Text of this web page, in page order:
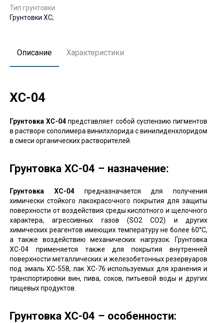
Тип грунтовки
Грунтовки ХС;
Описание Характеристики
ХС-04
Грунтовка ХС-04представляет собой суспензию пигментов
в растворе сополимера винилхлорида с винилиденхлоридом
в смеси органических растворителей.
Грунтовка ХС-04 – назначение:
Грунтовка ХС-04предназначается для получения
химически стойкого лакокрасочного покрытия для защиты
поверхности от воздействия среды кислотного и щелочного
характера, агрессивных газов (SO2 CO2) и других
химических реагентов имеющих температуру не более 60°С,
а также воздействию механических нагрузок. Грунтовка
ХС-04 применяется также для покрытия внутренней
поверхности металлических и железобетонных резервуаров
под эмаль ХС-558, лак ХС-76 используемых для хранения и
транспортировки вин, пива, соков, питьевой воды и других
пищевых продуктов.
Грунтовка ХС-04 – особенности: